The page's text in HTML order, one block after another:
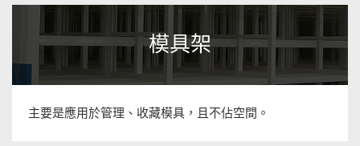
模具架
主要是應用於管理、收藏模具，且不佔空間。